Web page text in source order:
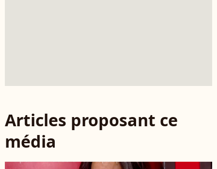
Articles proposant ce
média